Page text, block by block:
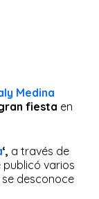
Medina
fiesta en
‘, a través de
publicó varios
desconoce